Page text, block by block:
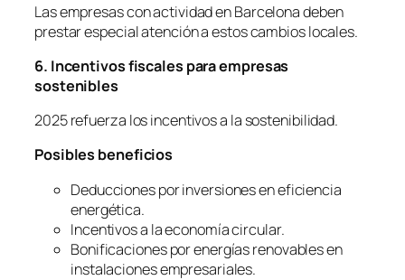
Las empresas con actividad en Barcelona deben
prestar especial atención a estos cambios locales.
6. Incentivos fiscales para empresas
sostenibles
2025 refuerza los incentivos a la sostenibilidad.
Posibles beneficios
Deducciones por inversiones en eficiencia
energética.
Incentivos a la economía circular.
Bonificaciones por energías renovables en
instalaciones empresariales.